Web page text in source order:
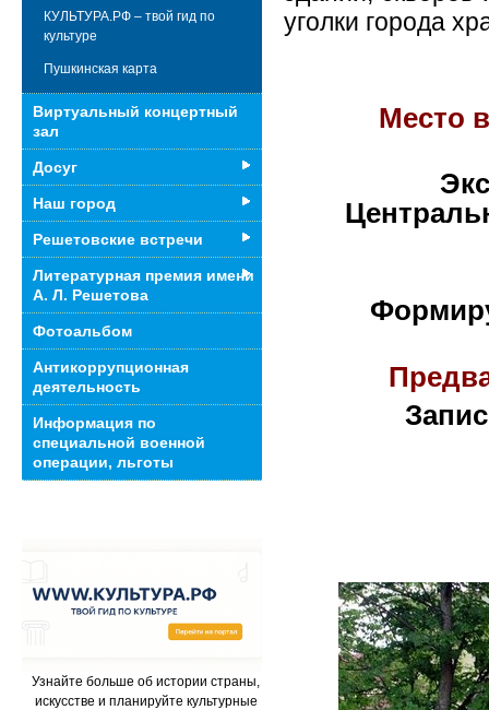
уголки города
Место
КУЛЬТУРА.РФ – твой гид по
культуре
Пушкинская карта
Виртуальный концертный
зал
Досуг
Наш город
Решетовские встречи
Литературная премия имени
А. Л. Решетова
Фотоальбом
Антикоррупционная
деятельность
Информация по
специальной военной
операции, льготы
Узнайте больше об истории страны,
искусстве и планируйте культурные